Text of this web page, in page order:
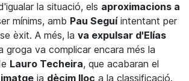
la situació, els aproximacions a
mínims, amb Pau Seguíintentant per
èxit. A més, la va expulsar d'Elías
groga va complicar encara més la
Lauro Techeira, que acabaran el
ia dècim lloc a la classificació.